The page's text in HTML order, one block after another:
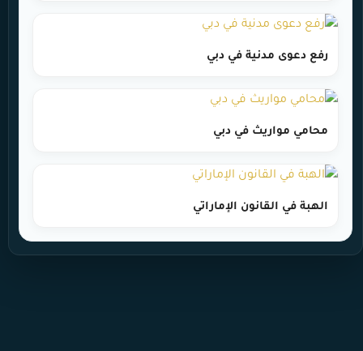
رفع دعوى مدنية في دبي
محامي مواريث في دبي
الهبة في القانون الإماراتي